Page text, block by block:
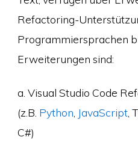
Refactoring-
Programmiersprachen
Erweiterungen sind:
a. Visual Studio Code
(z.B. Python JavaScript,
C#)